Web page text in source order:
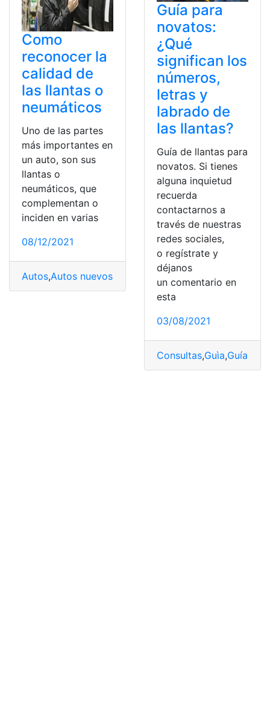
Como
reconocer la
calidad de
las llantas o
neumáticos
Uno de las partes
más importantes en
un auto, son sus
llantas o
neumáticos, que
complementan o
inciden en varias
08/12/2021
Autos,Autos nuevos llantas neumáticos
Guía para
novatos:
¿Qué
significan los
números,
letras y
labrado de
las llantas?
Guía de llantas para
novatos. Si tienes
alguna inquietud
recuerda
contactarnos a
través de nuestras
redes sociales,
o regístrate y
déjanos
un comentario en
esta
03/08/2021
Consultas,Guìa,Guía